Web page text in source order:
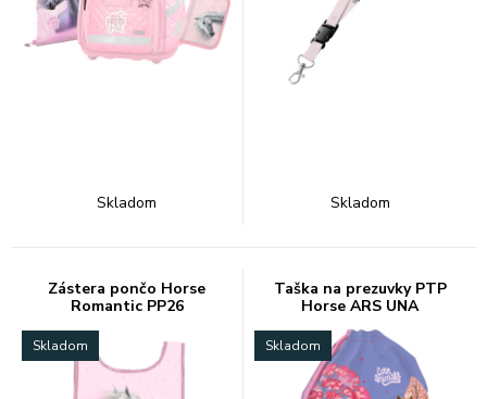
Skladom Skladom
Zástera pončo Horse
Romantic PP26
Skladom
Taška na prezuvky PTP
Horse ARS UNA
Skladom